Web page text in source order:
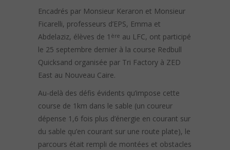
Encadrés par Monsieur Keraron et Monsieur
Ficarelli, professeurs d’EPS, Emma et
Abdelaziz, élèves de 1 ère au LFC, ont participé
le 25 septembre dernier à la course Redbull
Quicksand organisée par Tri Factory à ZED
East au Nouveau Caire.
Au-delà des défis évidents qu’impose cette
course de 1km dans le sable (un coureur
dépense 1,6 fois plus d’énergie en courant sur
du sable qu’en courant sur une route plate), le
parcours était rempli de montées et obstacles